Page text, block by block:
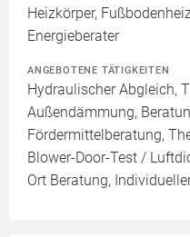
Heizkörper,
Energieberater
ANGEBOTENE TÄTIGKEITEN
Hydraulischer Abgleich,
Außendämmung,
Fördermittelberatung,
Blower-Door-Test /
Ort Beratung,